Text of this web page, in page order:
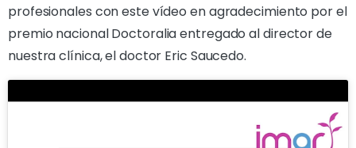
profesionales con este vídeo en agradecimiento por el
premio nacional Doctoralia entregado al director de
nuestra clínica, el doctor Eric Saucedo.